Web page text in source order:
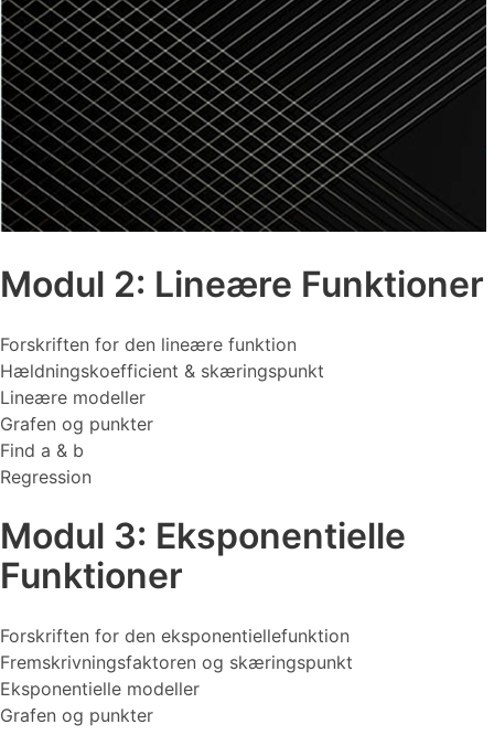
Modul 2: Lineære Funktioner
Forskriften for den lineære funktion
Hældningskoefficient & skæringspunkt
Lineære modeller
Grafen og punkter
Find a & b
Regression
Modul 3: Eksponentielle
Funktioner
Forskriften for den eksponentiellefunktion
Fremskrivningsfaktoren og skæringspunkt
Eksponentielle modeller
Grafen og punkter